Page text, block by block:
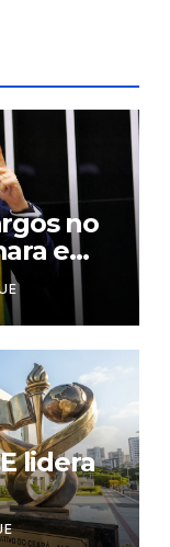
no
e
lidera